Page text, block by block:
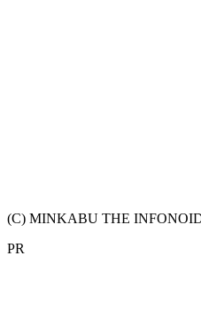
(C) MINKABU THE
PR